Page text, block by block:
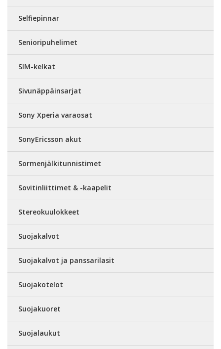
Selfiepinnar
Senioripuhelimet
SIM-kelkat
Sivunäppäinsarjat
Sony Xperia varaosat
SonyEricsson akut
Sormenjälkitunnistimet
Sovitinliittimet & -kaapelit
Stereokuulokkeet
Suojakalvot
Suojakalvot ja panssarilasit
Suojakotelot
Suojakuoret
Suojalaukut